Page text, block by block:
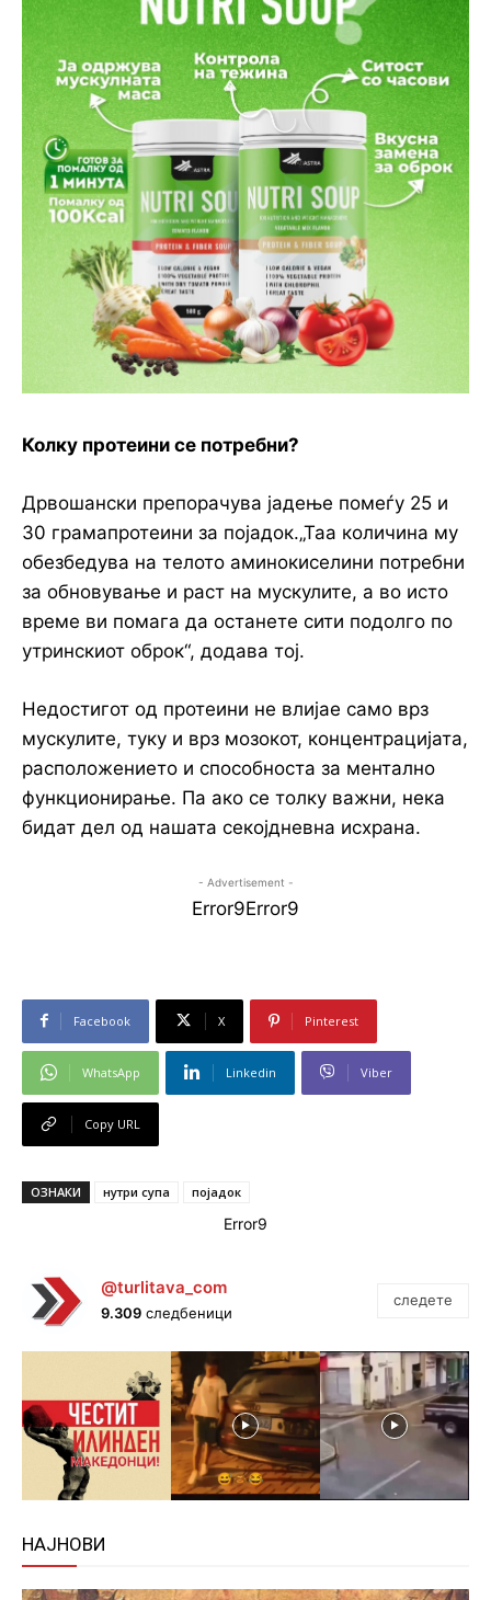
Колку протеини се потребни?
Дрвошански препорачува јадење помеѓу 25 и
30 грамапротеини за појадок.„Таа количина му
обезбедува на телото аминокиселини потребни
за обновување и раст на мускулите, а во исто
време ви помага да останете сити подолго по
утринскиот оброк“, додава тој.
Недостигот од протеини не влијае само врз
мускулите, туку и врз мозокот, концентрацијата,
расположението и способноста за ментално
функционирање. Па ако се толку важни, нека
бидат дел од нашата секојдневна исхрана.
- Advertisement -
Error9Error9
Facebook X Pinterest
WhatsApp Linkedin Viber
Copy URL
ОЗНАКИ нутри супа појадок
Error9
@turlitava_com
9.309 следбеници
следете
НАЈНОВИ